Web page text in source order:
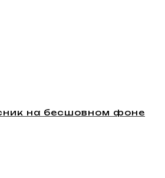
на бесшовном фоне